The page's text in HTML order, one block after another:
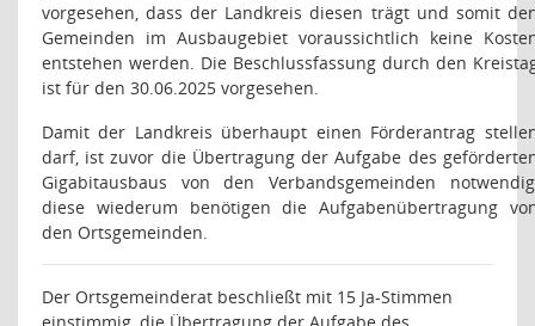
vorgesehen, dass der Landkreis diesen trägt und somit
Gemeinden im Ausbaugebiet voraussichtlich keine
entstehen werden. Die Beschlussfassung durch den
ist für den 30.06.2025 vorgesehen.
Damit der Landkreis überhaupt einen Förderantrag
darf, ist zuvor die Übertragung der Aufgabe des
Gigabitausbaus von den Verbandsgemeinden
diese wiederum benötigen die Aufgabenübertragung
den Ortsgemeinden.
Der Ortsgemeinderat beschließt mit 15 Ja-Stimmen